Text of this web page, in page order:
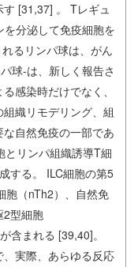
[31,37] 。 Tレギュ
分泌して免疫細胞を
るリンパ球は、がん
球-は、新しく報告さ
感染時だけでなく、
織リモデリング、組
自然免疫の一部であ
とリンパ組織誘導T細
する。 ILC細胞の第5
胞（nTh2）、自然免
2型細胞
含まれる [39,40]。
実際、あらゆる反応